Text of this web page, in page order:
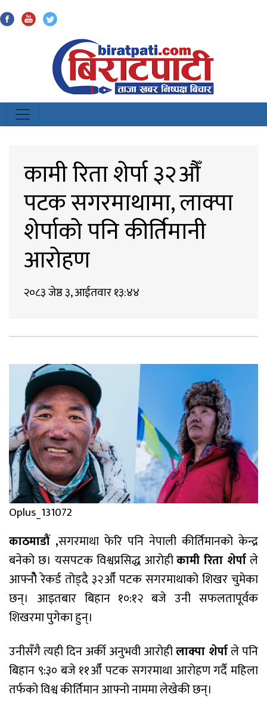
कामी रिता शेर्पा ३२औँ
पटक सगरमाथामा, लाक्पा
शेर्पाको पनि कीर्तिमानी
आरोहण
२०८३ जेष्ठ ३, आईतवार १३:४४
Oplus_131072
काठमाडौं ,सगरमाथा फेरि पनि नेपाली कीर्तिमानको केन्द्र
बनेको छ। यसपटक विश्वप्रसिद्ध आरोहीकामी रिता शेर्पाले
आफ्नोै रेकर्ड तोड्दै ३२औँ पटक सगरमाथाको शिखर चुमेका
छन्। आइतबार बिहान १०:१२ बजे उनी सफलतापूर्वक
शिखरमा पुगेका हुन्।
उनीसँगै त्यही दिन अर्की अनुभवी आरोहीलाक्पा शेर्पाले पनि
बिहान ९:३० बजे ११औँ पटक सगरमाथा आरोहण गर्दै महिला
तर्फको विश्व कीर्तिमान आफ्नो नाममा लेखेकी छन्।